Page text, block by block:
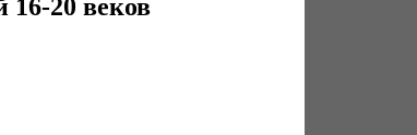
16-20 веков